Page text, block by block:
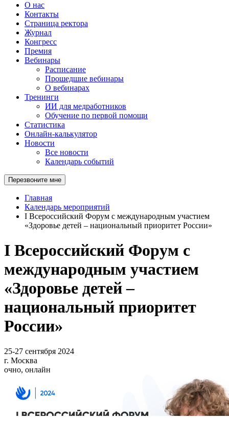
О нас
Контакты
Страница ректора
Журнал
Конгресс
Премия
Вебинары
Расписание
Прошедшие вебинары
О вебинарах
Тренинги
ИИ для медработников
Обучение по первой помощи
Статистика
Онлайн-калькулятор
Новости
Все новости
Календарь событий
Перезвоните мне
Главная
Календарь мероприятий
I Всероссийский Форум с международным участием
«Здоровье детей – национальный приоритет России»
I Всероссийский Форум с
международным участием
«Здоровье детей –
национальный приоритет
России»
25-27 сентября 2024
г. Москва
очно, онлайн